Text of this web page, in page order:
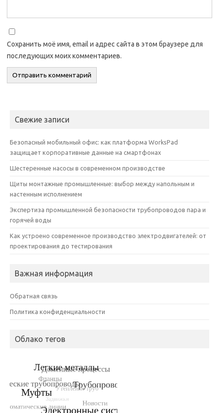
Сохранить моё имя, email и адрес сайта в этом браузере для
последующих моих комментариев.
Свежие записи
Безопасный мобильный офис: как платформа WorksPad
защищает корпоративные данные на смартфонах
Шестеренные насосы в современном производстве
Щиты монтажные промышленные: выбор между напольным и
настенным исполнением
Экспертиза промышленной безопасности трубопроводов пара и
горячей воды
Как устроено современное производство электродвигателей: от
проектирования до тестирования
Важная информация
Обратная связь
Политика конфиденциальности
Облако тегов